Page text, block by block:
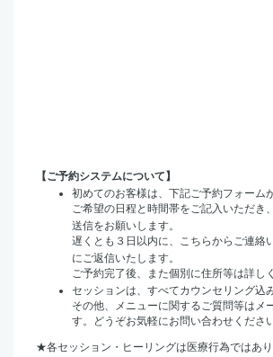
【ご予約システムについて】
初めてのお客様は、下記ご予約フォーム
ご希望の日程と時間帯をご記入いただき
送信をお願いします。
遅くとも３日以内に、こちらからご連絡
にご返信いたします。
ご予約完了後、また個別に住所等は詳し
セッションは、すべてカウンセリング込
その他、メニューに関するご質問等はメ
す。どうぞお気軽にお問い合わせくださ
★各セッション・ヒーリングは医療行為ではあり